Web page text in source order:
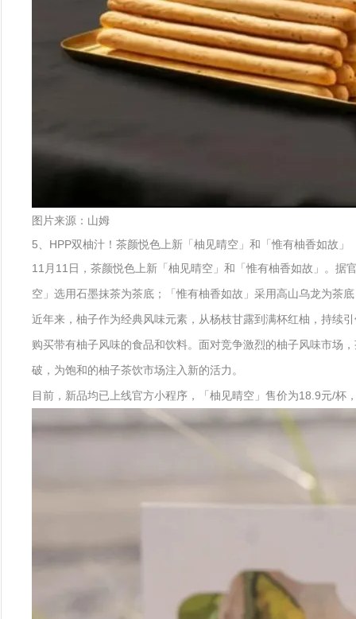
图片来源：山姆
5、HPP双柚汁！茶颜悦色上新「柚见晴空」和「惟有柚香如故」
11月11日，茶颜悦色上新「柚见晴空」和「惟有柚香如故」。据
空」选用石墨抹茶为茶底；「惟有柚香如故」采用高山乌龙为茶
近年来，柚子作为经典风味元素，从杨枝甘露到满杯红柚，持续
购买带有柚子风味的食品和饮料。面对竞争激烈的柚子风味市场
破，为饱和的柚子茶饮市场注入新的活力。
目前，新品均已上线官方小程序，「柚见晴空」售价为18.9元/杯